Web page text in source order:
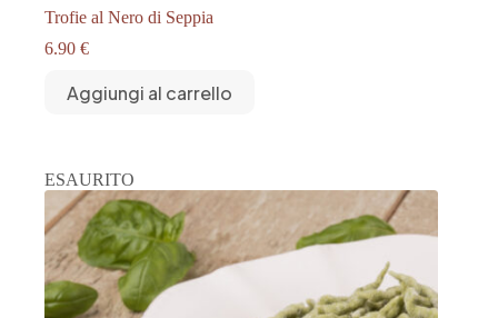
Trofie al Nero di Seppia
6.90 €
Aggiungi al carrello
ESAURITO